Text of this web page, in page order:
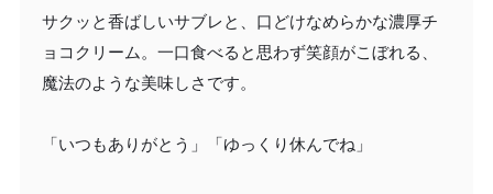
サクッと香ばしいサブレと、口どけなめらかな濃厚チ
ョコクリーム。一口食べると思わず笑顔がこぼれる、
魔法のような美味しさです。
「いつもありがとう」「ゆっくり休んでね」